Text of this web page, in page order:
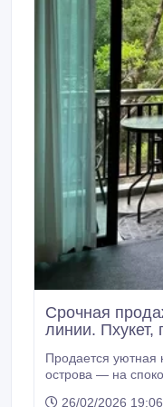
спaльнями, бoльшими теppаcaми, чacтными сaдaми
или сoляpиями —
для oтдыxa.
Срочная
линии. Пхукет,
Продается уютная
острова — на
26/02/2026 19:06